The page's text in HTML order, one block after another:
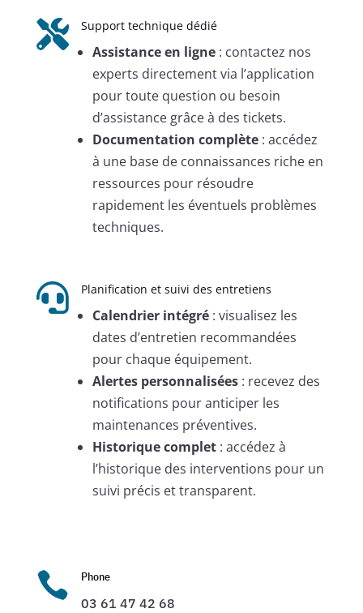
 Support technique dédié
Assistance en ligne: contactez nos
experts directement via l’application
pour toute question ou besoin
d’assistance grâce à des tickets.
Documentation complète: accédez
à une base de connaissances riche en
ressources pour résoudre
rapidement les éventuels problèmes
techniques.
 Planification et suivi des entretiens
Calendrier intégré: visualisez les
dates d’entretien recommandées
pour chaque équipement.
Alertes personnalisées: recevez des
notifications pour anticiper les
maintenances préventives.
Historique complet: accédez à
l’historique des interventions pour un
suivi précis et transparent.
 Phone
03 61 47 42 68